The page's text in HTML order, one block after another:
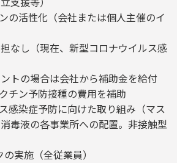
の活性化（会社または個人主催のイ
なし（現在、新型コロナウイルス感
トの場合は会社から補助金を給付
チン予防接種の費用を補助
感染症予防に向けた取り組み（マス
毒液の各事業所への配置。非接触型
実施（全従業員）